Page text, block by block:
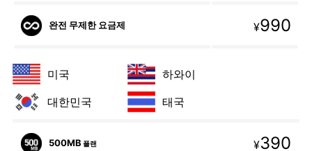
완전 무제한 요금제 ¥990
미국
하와이
대한민국
태국
500MB 플랜 ¥390